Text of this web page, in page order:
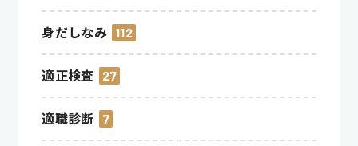
身だしなみ 112
適正検査 27
適職診断 7